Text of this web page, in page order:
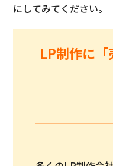
にしてみてください。
LP制作に「